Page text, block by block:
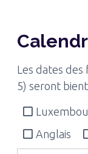
Les dates des
5) seront
Anglais